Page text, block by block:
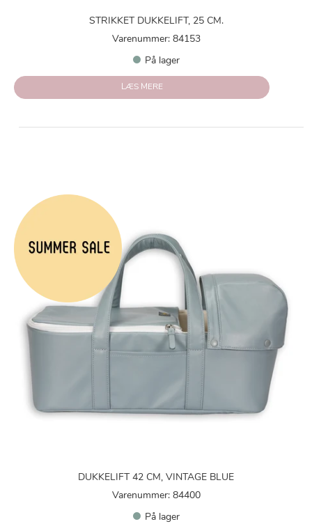
STRIKKET DUKKELIFT, 25 CM.
Varenummer: 84153
På lager
LÆS MERE
DUKKELIFT 42 CM, VINTAGE BLUE
Varenummer: 84400
På lager